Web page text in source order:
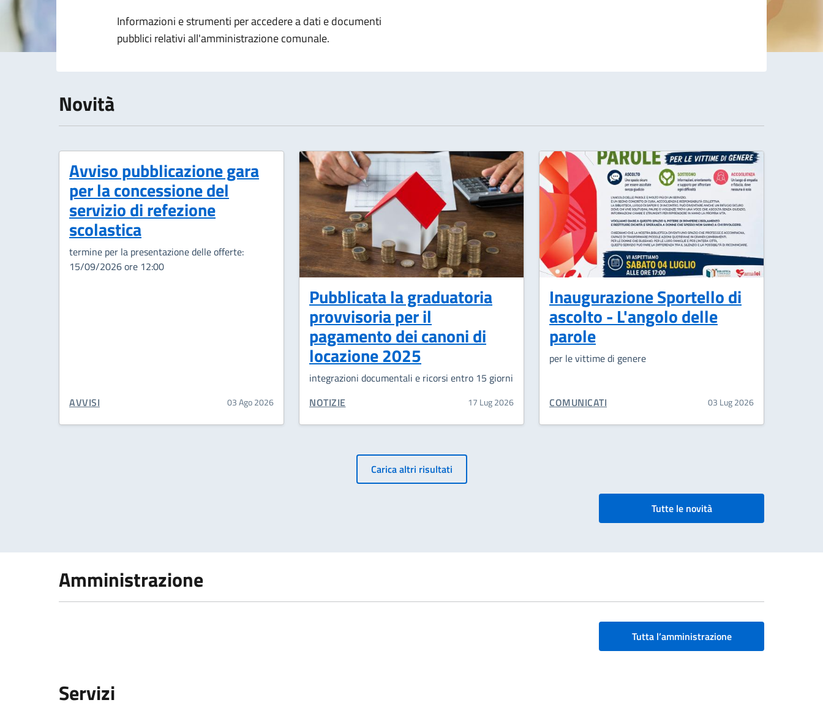
Dettagli della notizia
Informazioni e strumenti per accederea dati e documenti
pubblici relativi all'amministrazione comunale.
Novità
Avviso pubblicazione gara
per la concessione del
servizio di refezione
scolastica
termine per la presentazione delle offerte:
15/09/2026 ore 12:00
CATEGORIA CORRELATA:
AVVISI 03 Ago 2026
Pubblicata la graduatoria
provvisoria per il
pagamento dei canoni di
locazione 2025
integrazioni documentali e ricorsi entro 15 giorni
CATEGORIA CORRELATA:
NOTIZIE 17 Lug 2026
Inaugurazione Sportello di
ascolto - L'angolo delle
parole
per le vittime di genere
CATEGORIA CORRELATA:
COMUNICATI 03 Lug 2026
Carica altri risultati
Tutte le novità
Amministrazione
Tutta l’amministrazione
Servizi